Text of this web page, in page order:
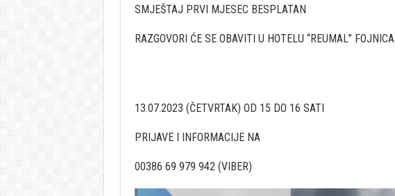
SMJEŠTAJ PRVI MJESEC BESPLATAN
RAZGOVORI ĆE SE OBAVITI U HOTELU “REUMAL” FOJNICA
13.07.2023 (ČETVRTAK) OD 15 DO 16 SATI
PRIJAVE I INFORMACIJE NA
00386 69 979 942 (VIBER)